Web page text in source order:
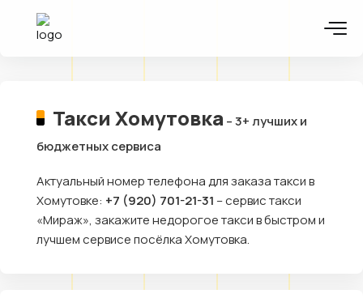
Такси Хомутовка – 3+ лучших и
бюджетных сервиса
Актуальный номер телефона для заказа такси в
Хомутовке: +7 (920) 701-21-31 – сервис такси
«Мираж», закажите недорогое такси в быстром и
лучшем сервисе посёлка Хомутовка.